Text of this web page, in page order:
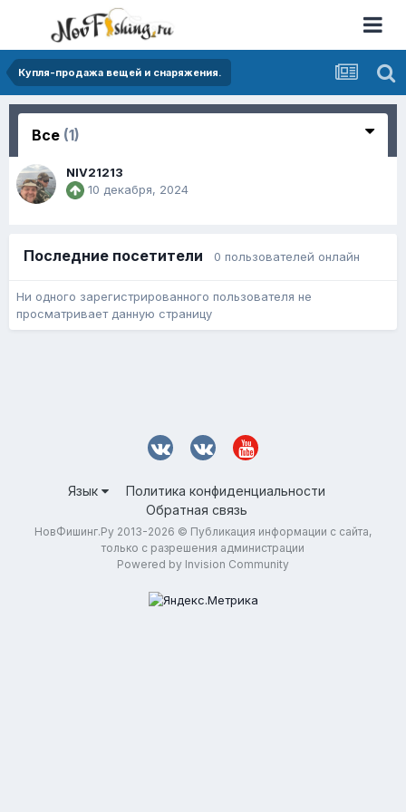
Купля-продажа вещей и снаряжения.
Все (1)
NIV21213
10 декабря, 2024
Последние посетители 0 пользователей онлайн
Ни одного зарегистрированного пользователя не
просматривает данную страницу
Язык
Политика конфиденциальности
Обратная связь
НовФишинг.Ру 2013-2026 © Публикация информации с сайта,
только с разрешения администрации
Powered by Invision Community